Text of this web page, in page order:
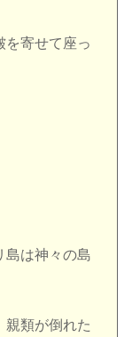
を寄せて座っ
島は神々の島
親類が倒れた